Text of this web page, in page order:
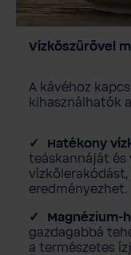
Vízkőszűrővel
A kávéhoz
kihasználhatók
Hatékony
teáskannáját
eredményezhet.
Magnézium-
gazdagabbá
a természetes